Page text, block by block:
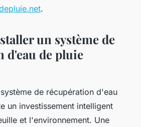
.
un système de
d'eau de pluie
de récupération d'eau
un investissement intelligent
et l'environnement. Une